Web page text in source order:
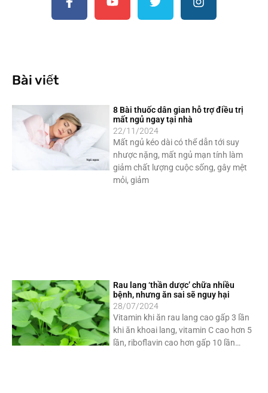
Bài viết
8 Bài thuốc dân gian hỗ trợ điều trị
mất ngủ ngay tại nhà
22/11/2024
Mất ngủ kéo dài có thể dẫn tới suy
nhược nặng, mất ngủ mạn tính làm
giảm chất lượng cuộc sống, gây mệt
mỏi, giảm
Rau lang ‘thần dược’ chữa nhiều
bệnh, nhưng ăn sai sẽ nguy hại
28/07/2024
Vitamin khi ăn rau lang cao gấp 3 lần
khi ăn khoai lang, vitamin C cao hơn 5
lần, riboflavin cao hơn gấp 10 lần…